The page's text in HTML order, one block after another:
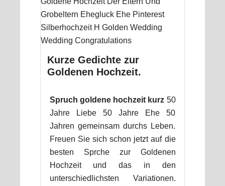
Kurze Gedichte zur
Goldenen Hochzeit.
Spruch goldene hochzeit kurz 50
Jahre Liebe 50 Jahre Ehe 50
Jahren gemeinsam durchs Leben.
Freuen Sie sich schon jetzt auf die
besten Sprche zur Goldenen
Hochzeit und das in den
unterschiedlichsten Variationen.